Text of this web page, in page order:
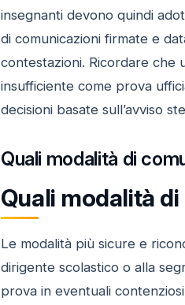
insegnanti devono quindi
di comunicazioni firmate e
contestazioni. Ricordare che
insufficiente come prova
decisioni basate sull’avviso
Quali modalità di
Quali modalità
Le modalità più sicure e
dirigente scolastico o alla
prova in eventuali